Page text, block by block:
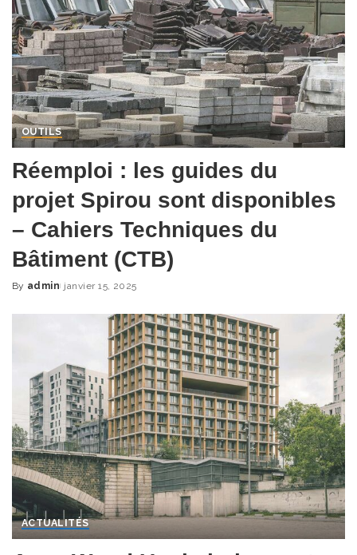
OUTILS
Réemploi : les guides du
projet Spirou sont disponibles
– Cahiers Techniques du
Bâtiment (CTB)
Posted
By admin janvier 15, 2025
ACTUALITÉS